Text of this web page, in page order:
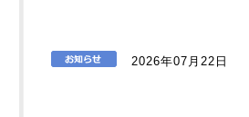
2026年07月22日